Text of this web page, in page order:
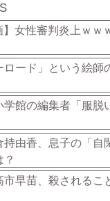
】女性審判炎上ｗ
ロード」という絵
学館の編集者「服
持由香、息子の「
市早苗、殺される